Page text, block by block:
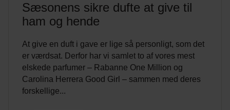
Sæsonens sikre dufte at give til
ham og hende
At give en duft i gave er lige så personligt, som det
er værdsat. Derfor har vi samlet to af vores mest
elskede parfumer – Rabanne One Million og
Carolina Herrera Good Girl – sammen med deres
forskellige...